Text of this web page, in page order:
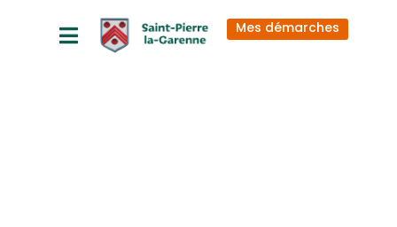
Mes démarches